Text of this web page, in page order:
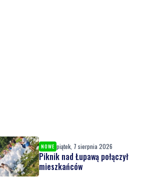
NOWE piątek, 7 sierpnia 2026
Piknik nad Łupawą połączył
mieszkańców